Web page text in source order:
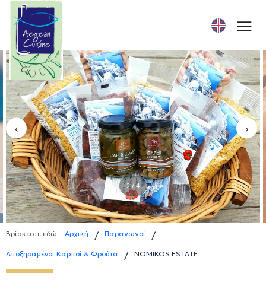
‹ ›
3 / 4
Βρίσκεστε εδώ: Αρχική / Παραγωγοί /
Αποξηραμένοι Καρποί & Φρούτα / NOMIKOS ESTATE